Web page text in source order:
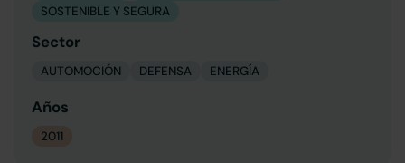
SOSTENIBLE Y SEGURA
Sector
AUTOMOCIÓN DEFENSA ENERGÍA
Años
2011